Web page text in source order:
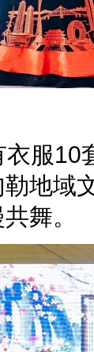
服10
地域
舞。